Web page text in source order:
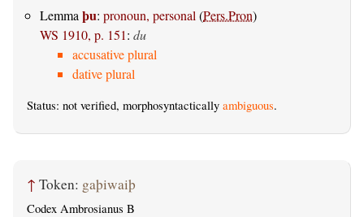
Lemma þu: pronoun, personal (Pers.Pron)
WS 1910, p. 151: du
accusative plural
dative plural
Status: not verified, morphosyntactically ambiguous.
↑ Token: gaþiwaiþ
Codex Ambrosianus B